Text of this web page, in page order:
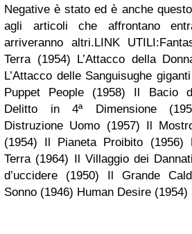
Negative è stato ed è anche
agli articoli che affrontano
arriveranno altri.LINK
Terra (1954) L’Attacco della
L’Attacco delle Sanguisughe
Puppet People (1958) Il Bacio
Delitto in 4ª Dimensione
Distruzione Uomo (1957) Il
(1954) Il Pianeta Proibito (1956)
Terra (1964) Il Villaggio dei
d’uccidere (1950) Il Grande
Sonno (1946) Human Desire (1954)